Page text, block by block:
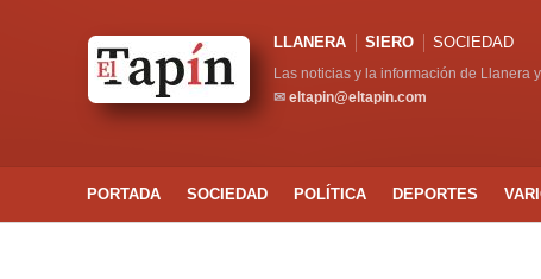
LLANERA SIERO SOCIEDAD
Las noticias y la información de Llanera
✉ eltapin@eltapin.com
PORTADA SOCIEDAD POLÍTICA DEPORTES